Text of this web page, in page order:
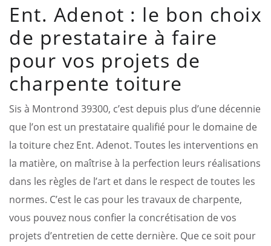
Ent. Adenot : le bon choix
de prestataire à faire
pour vos projets de
charpente toiture
Sis à Montrond 39300, c’est depuis plus d’une décennie
que l’on est un prestataire qualifié pour le domaine de
la toiture chez Ent. Adenot. Toutes les interventions en
la matière, on maîtrise à la perfection leurs réalisations
dans les règles de l’art et dans le respect de toutes les
normes. C’est le cas pour les travaux de charpente,
vous pouvez nous confier la concrétisation de vos
projets d’entretien de cette dernière. Que ce soit pour